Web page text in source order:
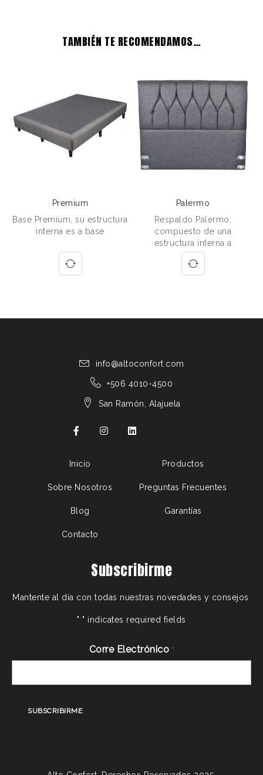
TAMBIÉN TE RECOMENDAMOS…
Premium
Base Premium, su estructura
interna es a base
Palermo
Respaldo Palermo,
compuesto de una
estructura interna a
info@altoconfort.com
+506 4010-4500
San Ramón, Alajuela
Inicio Productos
Sobre Nosotros Preguntas Frecuentes
Blog Garantías
Contacto
Subscribirme
Mantente al día con todas nuestras novedades y consejos.
" *" indicates required fields
Corre Electrónico *